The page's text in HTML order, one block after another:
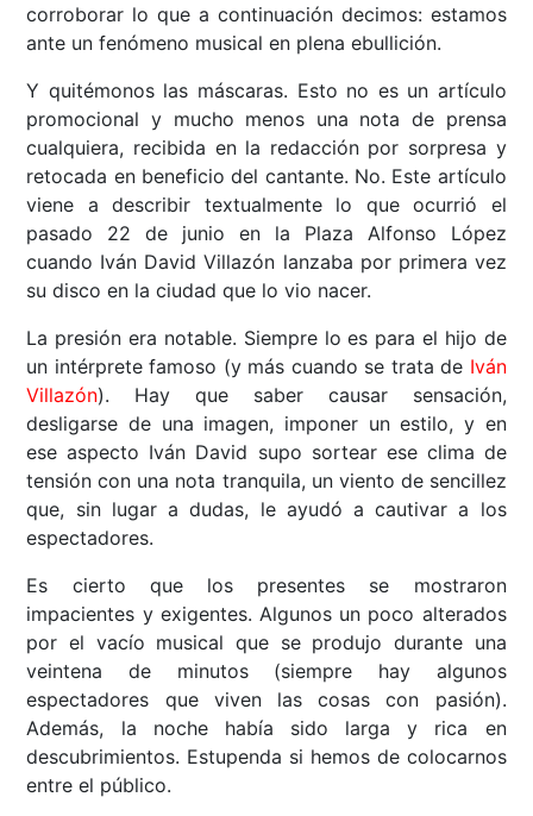
corroborar lo que a continuación decimos: estamos
ante un fenómeno musical en plena ebullición.
Y quitémonos las máscaras. Esto no es un artículo
promocional y mucho menos una nota de prensa
cualquiera, recibida en la redacción por sorpresa y
retocada en beneficio del cantante. No. Este artículo
viene a describir textualmente lo que ocurrió el
pasado 22 de junio en la Plaza Alfonso López
cuando Iván David Villazón lanzaba por primera vez
su disco en la ciudad que lo vio nacer.
La presión era notable. Siempre lo es para el hijo de
un intérprete famoso (y más cuando se trata de Iván
Villazón). Hay que saber causar sensación,
desligarse de una imagen, imponer un estilo, y en
ese aspecto Iván David supo sortear ese clima de
tensión con una nota tranquila, un viento de sencillez
que, sin lugar a dudas, le ayudó a cautivar a los
espectadores.
Es cierto que los presentes se mostraron
impacientes y exigentes. Algunos un poco alterados
por el vacío musical que se produjo durante una
veintena de minutos (siempre hay algunos
espectadores que viven las cosas con pasión).
Además, la noche había sido larga y rica en
descubrimientos. Estupenda si hemos de colocarnos
entre el público.